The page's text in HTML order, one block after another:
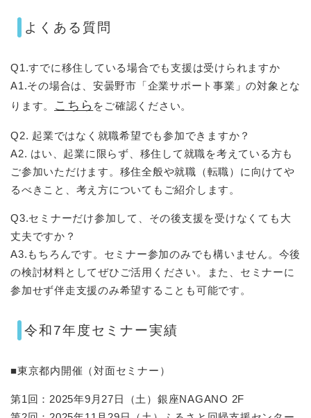
よくある質問
Q1.すでに移住している場合でも支援は受けられますか
A1.その場合は、安曇野市「企業サポート事業」の対象とな
ります。
こちら をご確認ください。
Q2. 起業ではなく就職希望でも参加できますか？
A2. はい、起業に限らず、移住して就職を考えている方も
ご参加いただけます。移住全般や就職（転職）に向けてや
るべきこと、考え方についてもご紹介します。
Q3.セミナーだけ参加して、その後支援を受けなくても大
丈夫ですか？
A3.もちろんです。セミナー参加のみでも構いません。今後
の検討材料としてぜひご活用ください。また、セミナーに
参加せず伴走支援のみ希望することも可能です。
令和7年度セミナー実績
■東京都内開催（対面セミナー）
第1回：2025年9月27日（土）銀座NAGANO 2F